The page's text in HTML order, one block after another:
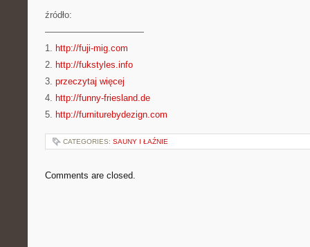
źródło:
———————————
1. http://fuji-mig.com
2. http://fukstyles.info
3. przeczytaj więcej
4. http://funny-friesland.de
5. http://furniturebydezign.com
CATEGORIES: SAUNY I ŁAŹNIE
Comments are closed.